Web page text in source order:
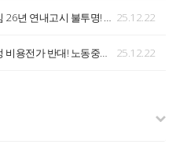
[후속보도자료]_안전운임 26년 연내고시 불투명! 화물연대본부 긴급 농성 돌입! <전국 동시다발 농성투쟁 돌입 기자회견> 25.12.22
[후속보도자료]_구조조정 비용전가 반대! 노동중심 산업개혁 쟁취! 화물연대본부 제3차 전국 순회선전전 25.12.22